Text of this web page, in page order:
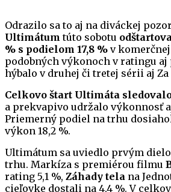
Odrazilo sa to aj na diváckej
Ultimátum túto sobotu
% s podielom 17,8 % v
podobných výkonoch v ratingu aj
hýbalo v druhej či tretej sérii aj
Celkovo štart Ultimáta
a prekvapivo udržalo výkonnosť
Priemerný podiel na trhu
výkon 18,2 %.
Ultimátum sa uviedlo prvým
trhu. Markíza s premiérou filmu
rating 5,1 %, Záhady tela na
cieľovke dostali na 4,4 %. V